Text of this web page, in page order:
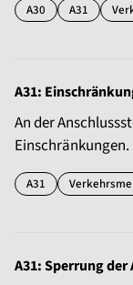
A30 A31
A31:
An der
Einschränkungen.
A31
A31: Sperrung